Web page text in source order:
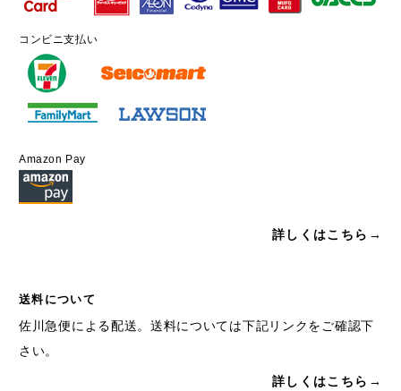
コンビニ支払い
Amazon Pay
詳しくはこちら→
送料について
佐川急便による配送。送料については下記リンクをご確認下
さい。
詳しくはこちら→